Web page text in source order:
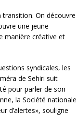
On découvre
une jeune
manière créative et
syndicales, les
de Sehiri suit
pour parler de son
la Société nationale
d’alertes», souligne